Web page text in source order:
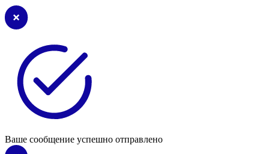
Ваше сообщение успешно отправлено